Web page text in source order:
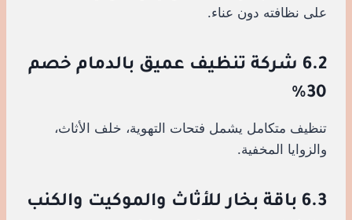
على نظافته دون عناء.
6.2 شركة تنظيف عميق بالدمام خصم
30%
تنظيف متكامل يشمل فتحات التهوية، خلف الأثاث،
والزوايا المخفية.
6.3 باقة بخار للأثاث والموكيت والكنب